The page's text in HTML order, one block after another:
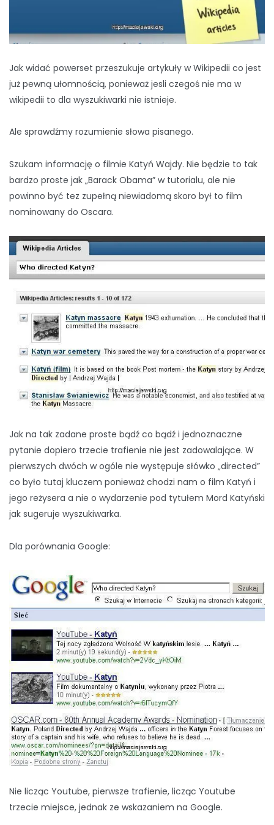
Jak widać powerset przeszukuje artykuły w Wikipedii co jest
już pewną ułomnością, ponieważ jesli czegoś nie ma w
wikipedii to dla wyszukiwarki nie istnieje.
Ale sprawdźmy rozumienie słowa pisanego.
Szukam informację o filmie Katyń Wajdy. Nie będzie to tak
bardzo proste jak „Barack Obama” w tutorialu, ale nie
powinno być tez zupełną niewiadomą skoro był to film
nominowany do Oscara.
Jak na tak zadane proste bądź co bądź i jednoznaczne
pytanie dopiero trzecie trafienie nie jest zadowalające. W
pierwszych dwóch w ogóle nie występuje słówko „directed”
co było tutaj kluczem ponieważ chodzi nam o film Katyń i
jego reżysera a nie o wydarzenie pod tytułem Mord Katyński
jak sugeruje wyszukiwarka.
Dla porównania Google:
Nie licząc Youtube, pierwsze trafienie, licząc Youtube
trzecie miejsce, jednak ze wskazaniem na Google.